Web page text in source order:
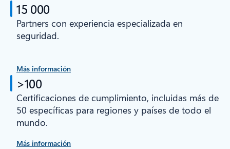
15 000
Partners con experiencia especializada en
seguridad.
Más información
>100
Certificaciones de cumplimiento, incluidas más de
50 específicas para regiones y países de todo el
mundo.
Más información